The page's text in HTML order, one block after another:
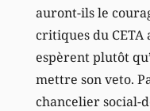
auront-ils le
critiques du CETA
espèrent plutôt
mettre son veto.
chancelier social-